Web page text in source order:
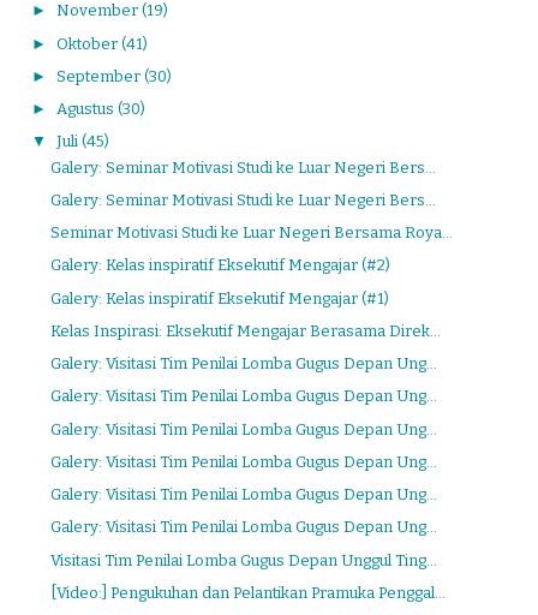
► November (19)
► Oktober (41)
► September (30)
► Agustus (30)
▼ Juli (45)
Galery: Seminar Motivasi Studi ke Luar Negeri Bers...
Galery: Seminar Motivasi Studi ke Luar Negeri Bers...
Seminar Motivasi Studi ke Luar Negeri Bersama Roya...
Galery: Kelas inspiratif Eksekutif Mengajar (#2)
Galery: Kelas inspiratif Eksekutif Mengajar (#1)
Kelas Inspirasi: Eksekutif Mengajar Berasama Direk...
Galery: Visitasi Tim Penilai Lomba Gugus Depan Ung...
Galery: Visitasi Tim Penilai Lomba Gugus Depan Ung...
Galery: Visitasi Tim Penilai Lomba Gugus Depan Ung...
Galery: Visitasi Tim Penilai Lomba Gugus Depan Ung...
Galery: Visitasi Tim Penilai Lomba Gugus Depan Ung...
Galery: Visitasi Tim Penilai Lomba Gugus Depan Ung...
Visitasi Tim Penilai Lomba Gugus Depan Unggul Ting...
[Video:] Pengukuhan dan Pelantikan Pramuka Penggal...